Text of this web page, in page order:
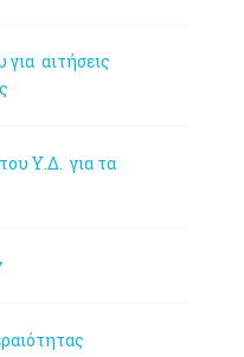
αιτήσεις
Υ.Δ. για τα